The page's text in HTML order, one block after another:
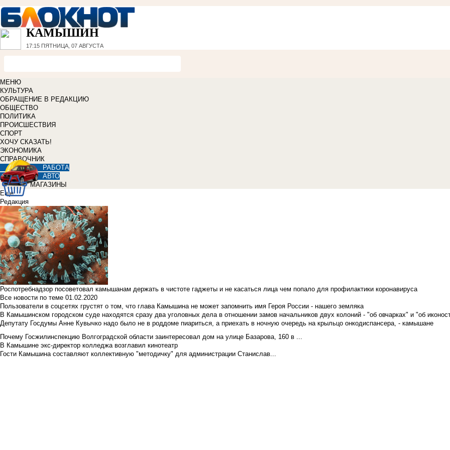
КАМЫШИН
17:15 ПЯТНИЦА, 07 АВГУСТА
МЕНЮ
КУЛЬТУРА
ОБРАЩЕНИЕ В РЕДАКЦИЮ
ОБЩЕСТВО
ПОЛИТИКА
ПРОИСШЕСТВИЯ
СПОРТ
ХОЧУ СКАЗАТЬ!
ЭКОНОМИКА
СПРАВОЧНИК
РАБОТА
АВТО
МАГАЗИНЫ
Еще
Редакция
Роспотребнадзор посоветовал камышанам держать в чистоте гаджеты и не касаться лица чем попало для профилактики коронавируса
Все новости по теме 01.02.2020
Пользователи в соцсетях грустят о том, что глава Камышина не может запомнить имя Героя России - нашего земляка
В Камышинском городском суде находятся сразу два уголовных дела в отношении замов начальников двух колоний - "об овчарках" и "об
Депутату Госдумы Анне Кувычко надо было не в роддоме пиариться, а приехать в ночную очередь на крыльцо онкодиспансера, - камышане
Почему Госжилинспекцию Волгоградской области заинтересовал дом на улице Базарова, 160 в ...
В Камышине экс-директор колледжа возглавил кинотеатр
Гости Камышина составляют коллективную "методичку" для администрации Станислав...